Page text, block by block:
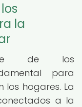
la
de los
para
los hogares. La
a la